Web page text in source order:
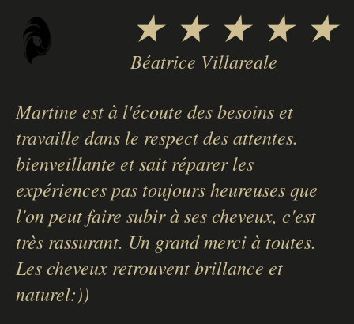
★ ★ ★ ★ ★
Béatrice Villareale
Martine est à l'écoute des besoins et
travaille dans le respect des attentes.
bienveillante et sait réparer les
expériences pas toujours heureuses que
l'on peut faire subir à ses cheveux, c'est
très rassurant. Un grand merci à toutes.
Les cheveux retrouvent brillance et
naturel:))